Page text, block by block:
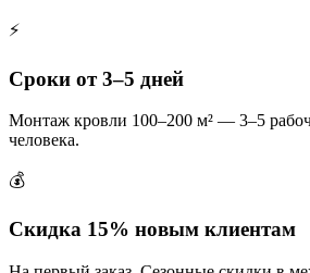
⚡
Сроки от 3–5 дней
Монтаж кровли 100–200 м² — 3–5
человека.
💰
Скидка 15% новым клиентам